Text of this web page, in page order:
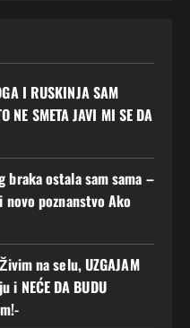
I RUSKINJA SAM
NE SMETA JAVI MI SE DA
braka ostala sam sama –
poznanstvo Ako
na selu, UZGAJAM
i NEĆE DA BUDU